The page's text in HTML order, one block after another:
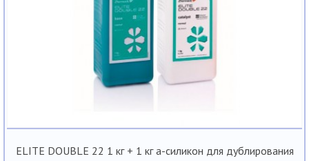
ELITE DOUBLE 22 1 кг + 1 кг а-силикон для дублирования